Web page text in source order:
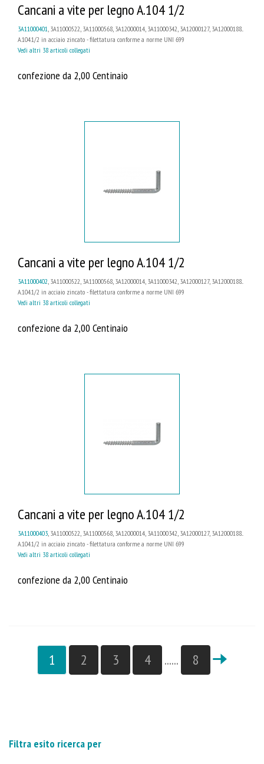
Cancani a vite per legno A.104 1/2
3A11000401, 3A11000522, 3A11000568, 3A12000014, 3A11000342, 3A12000127, 3A12000188...
A.104.1/2 in acciaio zincato - filettatura conforme a norme UNI 699
Vedi altri 38 articoli collegati
confezione da 2,00 Centinaio
Cancani a vite per legno A.104 1/2
3A11000402 , 3A11000522, 3A11000568, 3A12000014, 3A11000342, 3A12000127, 3A12000188...
A.104.1/2 in acciaio zincato - filettatura conforme a norme UNI 699
Vedi altri 38 articoli collegati
confezione da 2,00 Centinaio
Cancani a vite per legno A.104 1/2
3A11000403, 3A11000522, 3A11000568, 3A12000014, 3A11000342, 3A12000127, 3A12000188...
A.104.1/2 in acciaio zincato - filettatura conforme a norme UNI 699
Vedi altri 38 articoli collegati
confezione da 2,00 Centinaio
1 2 3 4 ...... 8
Filtra esito ricerca per